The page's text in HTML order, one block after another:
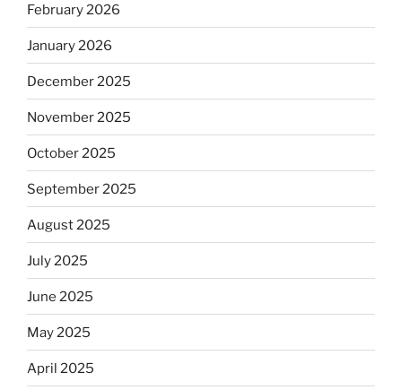
February 2026
January 2026
December 2025
November 2025
October 2025
September 2025
August 2025
July 2025
June 2025
May 2025
April 2025